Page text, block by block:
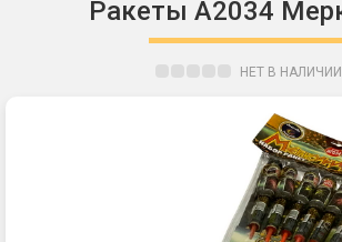
Ракеты А2034
НЕТ В НАЛИЧИИ